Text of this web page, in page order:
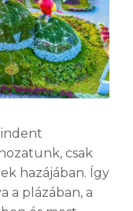
csak
hazájában. Így
a plázában, a